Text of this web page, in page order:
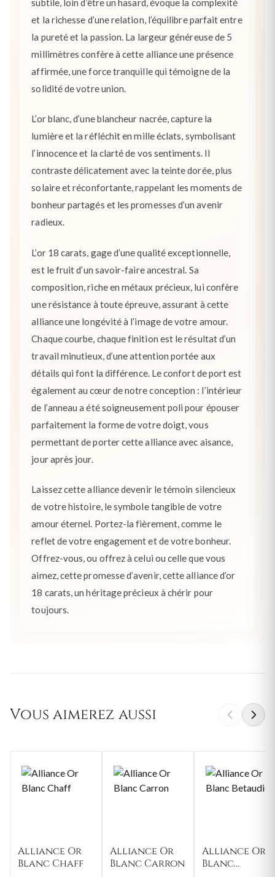
et la richesse d’une relation, l’équilibre parfait entre
la pureté et la passion. La largeur généreuse de 5
millimètres confère à cette alliance une présence
affirmée, une force tranquille qui témoigne de la
solidité de votre union.
L’or blanc, d’une blancheur nacrée, capture la
lumière et la réfléchit en mille éclats, symbolisant
l’innocence et la clarté de vos sentiments. Il
contraste délicatement avec la teinte dorée, plus
solaire et réconfortante, rappelant les moments de
bonheur partagés et les promesses d’un avenir
radieux.
L’or 18 carats, gage d’une qualité exceptionnelle,
est le fruit d’un savoir-faire ancestral. Sa
composition, riche en métaux précieux, lui confère
une résistance à toute épreuve, assurant à cette
alliance une longévité à l’image de votre amour.
Chaque courbe, chaque finition est le résultat d’un
travail minutieux, d’une attention portée aux
détails qui font la différence. Le confort de port est
également au cœur de notre conception : l’intérieur
de l’anneau a été soigneusement poli pour épouser
parfaitement la forme de votre doigt, vous
permettant de porter cette alliance avec aisance,
jour après jour.
Laissez cette alliance devenir le témoin silencieux
de votre histoire, le symbole tangible de votre
amour éternel. Portez-la fièrement, comme le
reflet de votre engagement et de votre bonheur.
Offrez-vous, ou offrez à celui ou celle que vous
aimez, cette promesse d’avenir, cette alliance d’or
18 carats, un héritage précieux à chérir pour
toujours.
Vous aimerez aussi
Alliance Or
Blanc Chaff
Alliance Or
Blanc Carron
Alliance Or
Blanc